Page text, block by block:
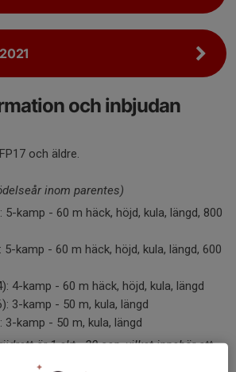
och inbjudan
och äldre.
inom parentes)
5-kamp - 60 m häck, höjd, kula, längd, 800
5-kamp - 60 m häck, höjd, kula, längd, 600
4-kamp - 60 m häck, höjd, kula, längd
3-kamp - 50 m, kula, längd
3-kamp - 50 m, kula, längd
är 1 okt - 30 sep, vilket innebär att
räknas som en 2026-årstävling